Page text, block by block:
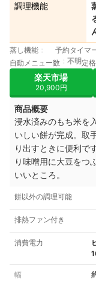
調理機能
蒸し機能 予約タイマ
自動メニュー数
不明 定
楽天市場
20,900円
商品概要
浸水済みのもち米を
いしい餅が完成。取
り出すときに便利で
り味噌用に大豆をつ
いいところ。
餅以外の調理可能
排熱ファン付き
消費電力
幅